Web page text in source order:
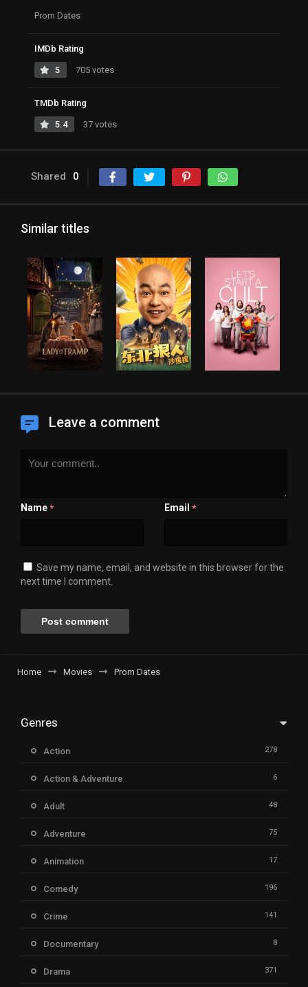
Prom Dates
IMDb Rating
5 705 votes
TMDb Rating
5.4 37 votes
Shared 0
Similar titles
Leave a comment
Name * Email *
Save my name, email, and website in this browser for the
next time I comment.
Home Movies Prom Dates
Genres
Action 278
Action & Adventure 6
Adult 48
Adventure 75
Animation 17
Comedy 196
Crime 141
Documentary 8
Drama 371